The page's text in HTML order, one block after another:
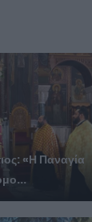
«Η Παναγία